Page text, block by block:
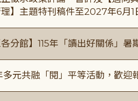
】主題特刊稿件至2027年6月1
各分館】115年「讀出好關係」暑
多元共融「閱」平等活動，歡迎